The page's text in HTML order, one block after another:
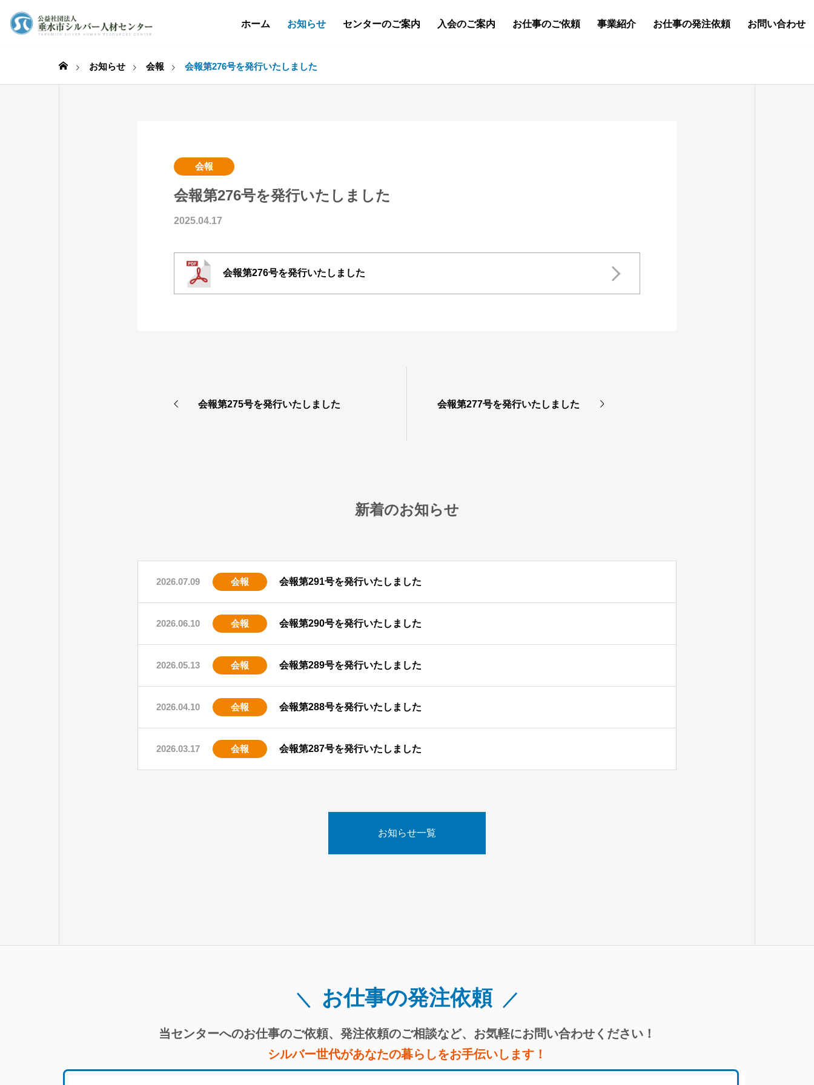
ホーム お知らせ センターのご案内 入会のご案内 お仕事のご依頼 事業紹介 お仕事の発注依頼 お問い合わせ
お知らせ 会報 会報第276号を発行いたしました
会報
会報第276号を発行いたしました
2025.04.17
会報第276号を発行いたしました
会報第275号を発行いたしました 会報第277号を発行いたしました
新着のお知らせ
2026.07.09 会報 会報第291号を発行いたしました
2026.06.10 会報 会報第290号を発行いたしました
2026.05.13 会報 会報第289号を発行いたしました
2026.04.10 会報 会報第288号を発行いたしました
2026.03.17 会報 会報第287号を発行いたしました
お知らせ一覧
お仕事の発注依頼
当センターへのお仕事のご依頼、 発注依頼のご相談など、 お気軽にお問い合わせください！
シルバー世代があなたの暮らしをお手伝いします！